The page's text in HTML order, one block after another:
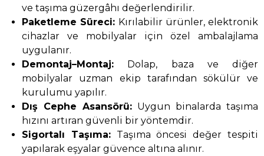
ve taşıma güzergâhı değerlendirilir.
Paketleme Süreci: Kırılabilir ürünler, elektronik
cihazlar ve mobilyalar için özel ambalajlama
uygulanır.
Demontaj–Montaj: Dolap, baza ve diğer
mobilyalar uzman ekip tarafından sökülür ve
kurulumu yapılır.
Dış Cephe Asansörü: Uygun binalarda taşıma
hızını artıran güvenli bir yöntemdir.
Sigortalı Taşıma:Taşıma öncesi değer tespiti
yapılarak eşyalar güvence altına alınır.